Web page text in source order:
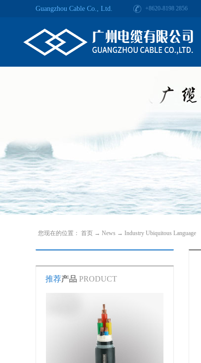
Guangzhou Cable Co., Ltd. +8620-8198 2856
推荐产品 PRODUCT
您现在的位置： 首页 → News → Industry Ubiquitous Language